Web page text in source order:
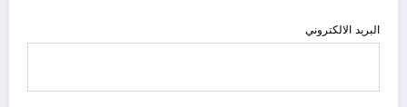
البريد الالكتروني